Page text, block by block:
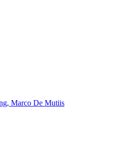
Marco De Mutiis